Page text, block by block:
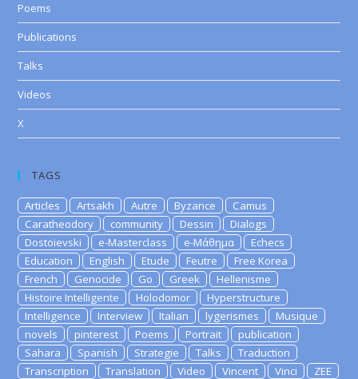
Poems
Publications
Talks
Videos
X
TAGS
Articles Artsakh Autre Byzance
Camus
Caratheodory
community Dessin
Dialogs
Dostoievski
e-Masterclass e-Μάθημα
Echecs
Education
English Etude Feutre
Free Korea
French
Genocide Go Greek
Hellenisme
Histoire Intelligente
Holodomor
Hyperstructure
Intelligence
Interview Italian lygerismes
Musique
novels
pinterest Poems Portrait
publication
Sahara
Spanish Strategie Talks
Traduction
Transcription
Translation Video Vincent Vinci
ZEE